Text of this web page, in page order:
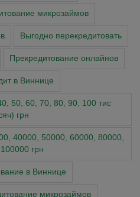
микрозаймов
Выгодно перекредитовать
Прекредитование онлайнов
в Виннице
50, 60, 70, 80, 90, 100 тис
грн
40000, 50000, 60000, 80000,
грн
в Виннице
микрозаймов